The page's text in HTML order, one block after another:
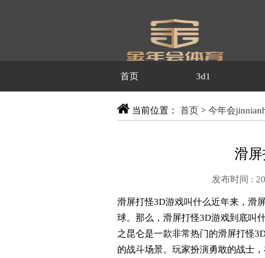
首页 3d1
当前位置： 首页 > 今年会
滑
发布时间 :
滑屏打怪3D游戏叫什么近年来，滑
球。那么，滑屏打怪3D游戏到底叫
之昆仑是一款非常热门的滑屏打怪
的战斗场景。玩家扮演勇敢的战士